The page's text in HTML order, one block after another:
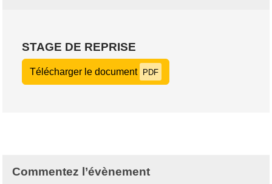
STAGE DE REPRISE
Télécharger le document PDF
Commentez l’évènement